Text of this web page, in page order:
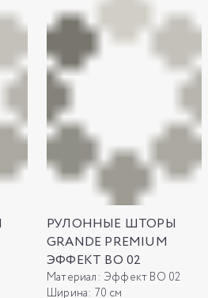
РУЛОННЫЕ ШТОРЫ
GRANDE PREMIUM
ЭФФЕКТ ВО 02
Материал: Эффект ВО 02
Ширина: 70 см